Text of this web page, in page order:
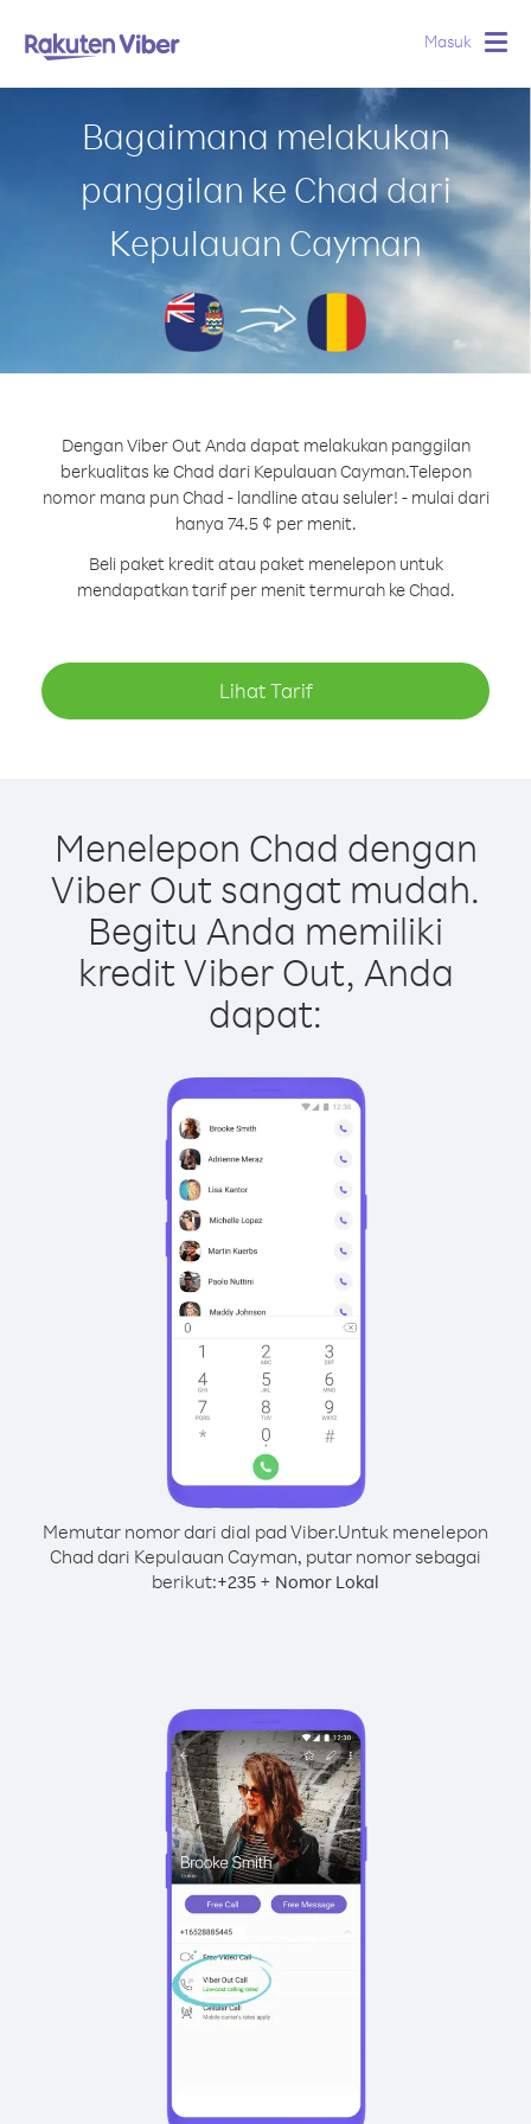
Masuk
Bagaimana melakukan
panggilan ke Chad dari
Kepulauan Cayman
Dengan Viber Out Anda dapat melakukan panggilan
berkualitas ke Chad dari Kepulauan Cayman.Telepon
nomor mana pun Chad - landline atau seluler! - mulai dari
hanya 74.5 ¢ per menit.
Beli paket kredit atau paket menelepon untuk
mendapatkan tarif per menit termurah ke Chad.
Lihat Tarif
Menelepon Chad dengan
Viber Out sangat mudah.
Begitu Anda memiliki
kredit Viber Out, Anda
dapat:
Memutar nomor dari dial pad Viber.Untuk menelepon
Chad dari Kepulauan Cayman, putar nomor sebagai
berikut:+235 + Nomor Lokal